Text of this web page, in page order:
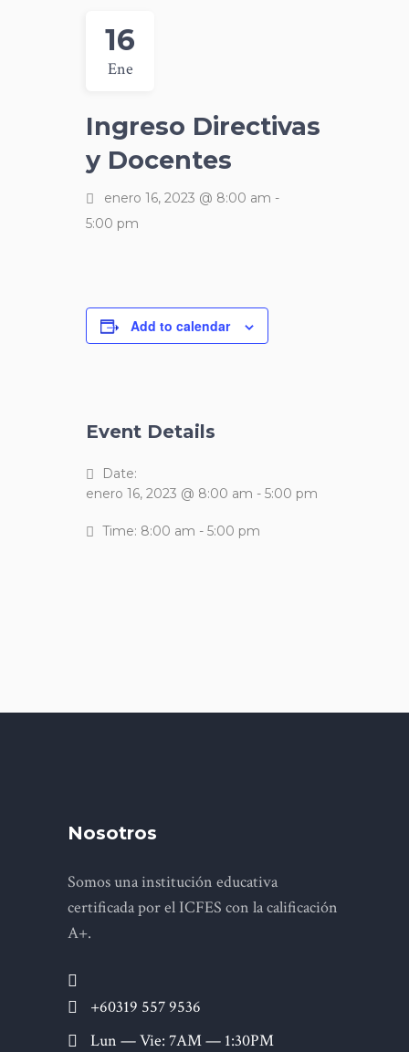
16
Ene
Ingreso Directivas
y Docentes
enero 16, 2023 @ 8:00 am -
5:00 pm
Add to calendar
Event Details
Date:
enero 16, 2023 @ 8:00 am - 5:00 pm
Time: 8:00 am - 5:00 pm
Nosotros
Somos una institución educativa
certificada por el ICFES con la calificación
A+.
+60319 557 9536
Lun — Vie: 7AM — 1:30PM